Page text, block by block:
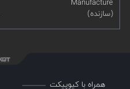
(سازنده)
همراه با کیوپیکت